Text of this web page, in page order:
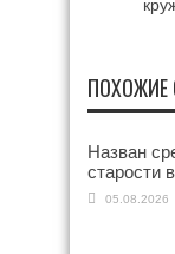
ПОХОЖИЕ
Назван
старости
05.08.2026